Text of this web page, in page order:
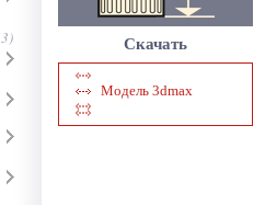
Скачать
Модель 3dmax